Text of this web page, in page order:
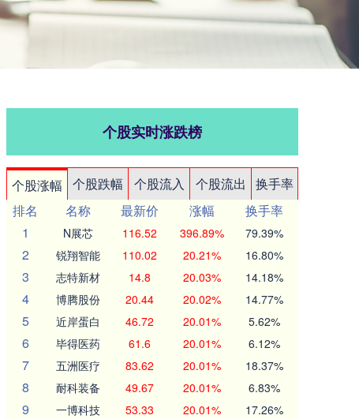
个股实时涨跌榜
个股涨幅 个股跌幅 个股流入 个股流出
换手率
排名
名称 最新价 涨幅
换手率
1
N展芯 116.52 396.89% 79.39%
2 锐翔智能 110.02 20.21% 16.80%
3 志特新材 14.8 20.03% 14.18%
4 博腾股份 20.44 20.02% 14.77%
5 近岸蛋白 46.72 20.01% 5.62%
6 毕得医药 61.6 20.01% 6.12%
7 五洲医疗 83.62 20.01% 18.37%
8 耐科装备 49.67 20.01% 6.83%
9 一博科技 53.33 20.01% 17.26%